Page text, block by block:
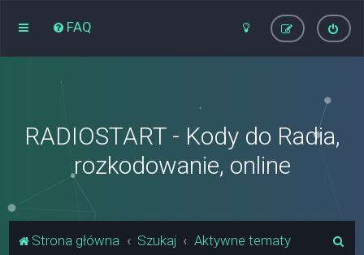
FAQ
RADIOSTART - Kody do Radia,
rozkodowanie, online
Strona główna Szukaj Aktywne tematy